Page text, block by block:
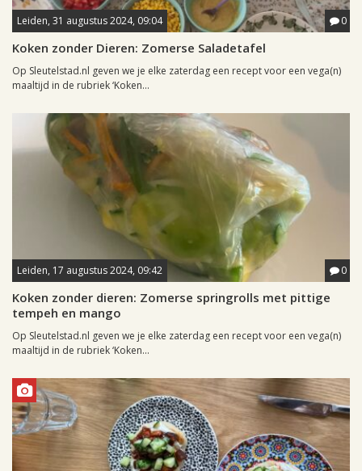
Leiden, 31 augustus 2024, 09:04 0
Koken zonder Dieren: Zomerse Saladetafel
Op Sleutelstad.nl geven we je elke zaterdag een recept voor een vega(n)
maaltijd in de rubriek ‘Koken...
Leiden, 17 augustus 2024, 09:42 0
Koken zonder dieren: Zomerse springrolls met pittige
tempeh en mango
Op Sleutelstad.nl geven we je elke zaterdag een recept voor een vega(n)
maaltijd in de rubriek ‘Koken...